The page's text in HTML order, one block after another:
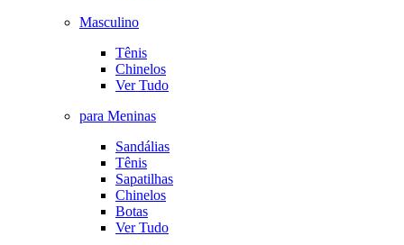
Masculino
Tênis
Chinelos
Ver Tudo
para Meninas
Sandálias
Tênis
Sapatilhas
Chinelos
Botas
Ver Tudo